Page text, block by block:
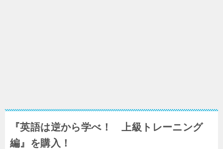
『英語は逆から学べ！ 上級トレーニング
編』を購入！